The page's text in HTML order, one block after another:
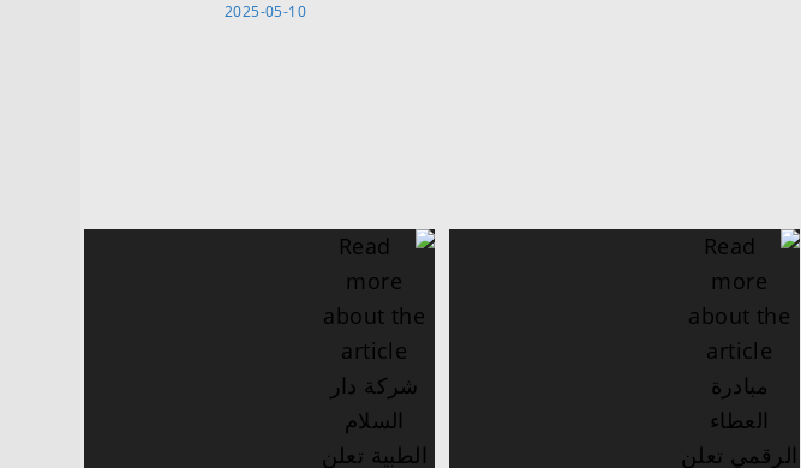
2025-05-10